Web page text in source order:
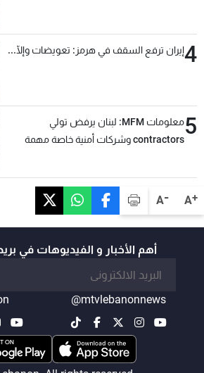
A+
A-
4إيران ترفع السقف في هرمز: تعويضات وإلّا...
5
معلومات MFM: لبنان يرفض تولي
contractors وشركات أمنية خاصة مهمة
أهم الأخبار و الفيديوهات في
@mtvlebanonnews